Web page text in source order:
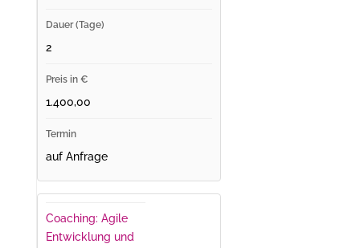
2
1.400,00
auf Anfrage
Coaching: Agile
Entwicklung und